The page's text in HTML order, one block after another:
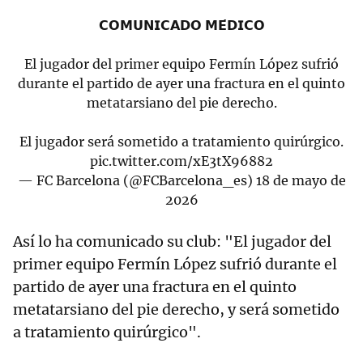
𝗖𝗢𝗠𝗨𝗡𝗜𝗖𝗔𝗗𝗢 𝗠𝗘́𝗗𝗜𝗖𝗢
El jugador del primer equipo Fermín López sufrió
durante el partido de ayer una fractura en el quinto
metatarsiano del pie derecho.
El jugador será sometido a tratamiento quirúrgico.
pic.twitter.com/xE3tX96882
— FC Barcelona (@FCBarcelona_es) 18 de mayo de
2026
Así lo ha comunicado su club: "El jugador del
primer equipo Fermín López sufrió durante el
partido de ayer una fractura en el quinto
metatarsiano del pie derecho, y será sometido
a tratamiento quirúrgico".